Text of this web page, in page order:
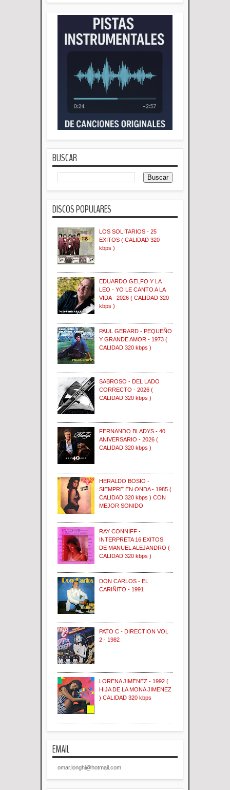
BUSCAR
DISCOS POPULARES
LOS SOLITARIOS - 25
EXITOS ( CALIDAD 320
kbps )
EDUARDO GELFO Y LA
LEO - YO LE CANTO A LA
VIDA - 2026 ( CALIDAD 320
kbps )
PAUL GERARD - PEQUEÑO
Y GRANDE AMOR - 1973 (
CALIDAD 320 kbps )
SABROSO - DEL LADO
CORRECTO - 2026 (
CALIDAD 320 kbps )
FERNANDO BLADYS - 40
ANIVERSARIO - 2026 (
CALIDAD 320 kbps )
HERALDO BOSIO -
SIEMPRE EN ONDA - 1985 (
CALIDAD 320 kbps ) CON
MEJOR SONIDO
RAY CONNIFF -
INTERPRETA 16 EXITOS
DE MANUEL ALEJANDRO (
CALIDAD 320 kbps )
DON CARLOS - EL
CARIÑITO - 1991
PATO C - DIRECTION VOL
2 - 1982
LORENA JIMENEZ - 1992 (
HIJA DE LA MONA JIMENEZ
) CALIDAD 320 kbps
EMAIL
omar.longhi@hotmail.com